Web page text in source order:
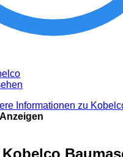
Informationen zu
Kobelco